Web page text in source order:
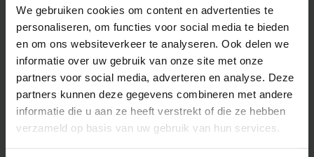
We gebruiken cookies om content en advertenties te
personaliseren, om functies voor social media te bieden
en om ons websiteverkeer te analyseren. Ook delen we
informatie over uw gebruik van onze site met onze
partners voor social media, adverteren en analyse. Deze
partners kunnen deze gegevens combineren met andere
informatie die u aan ze heeft verstrekt of die ze hebben
verzameld op basis van uw gebruik van hun services.
Dstny Analytics
Analyse- en rapportagetool die jouw
communicatiedata in kaart brengt
Datagedreven beslissingen voor efficiëntere
communicatie en service